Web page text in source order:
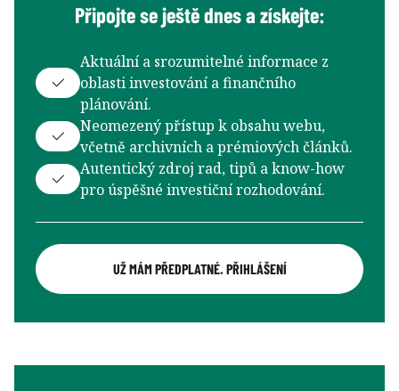
Připojte se ještě dnes a získejte:
Aktuální a srozumitelné informace z
oblasti investování a finančního
plánování.
Neomezený přístup k obsahu webu,
včetně archivních a prémiových článků.
Autentický zdroj rad, tipů a know-how
pro úspěšné investiční rozhodování.
UŽ MÁM PŘEDPLATNÉ. PŘIHLÁŠENÍ